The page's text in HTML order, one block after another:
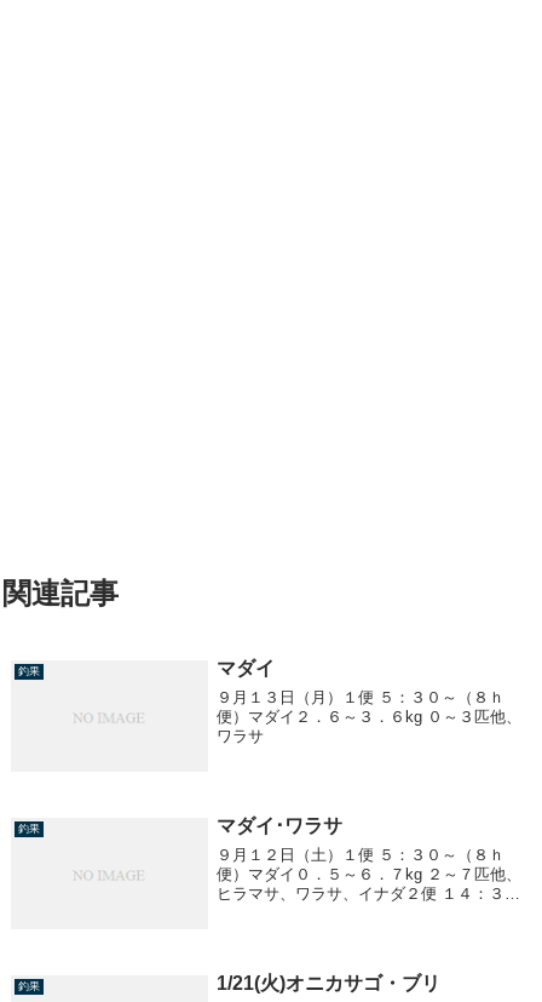
関連記事
釣果 マダイ
９月１３日（月）１便 ５：３０～（８ｈ
便）マダイ２．６～３．６kg ０～３匹他、
ワラサ
釣果 マダイ･ワラサ
９月１２日（土）１便 ５：３０～（８ｈ
便）マダイ０．５～６．７kg ２～７匹他、
ヒラマサ、ワラサ、イナダ２便 １４：３０
釣果 1/21(火)オニカサゴ・ブリ